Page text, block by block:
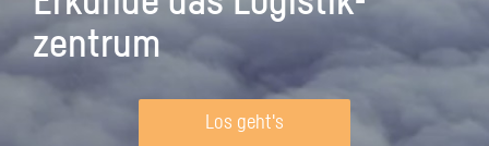
zentrum
Los geht's